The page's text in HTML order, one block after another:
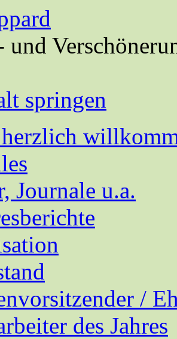
und
springen
Journale u.a.
/
des Jahres